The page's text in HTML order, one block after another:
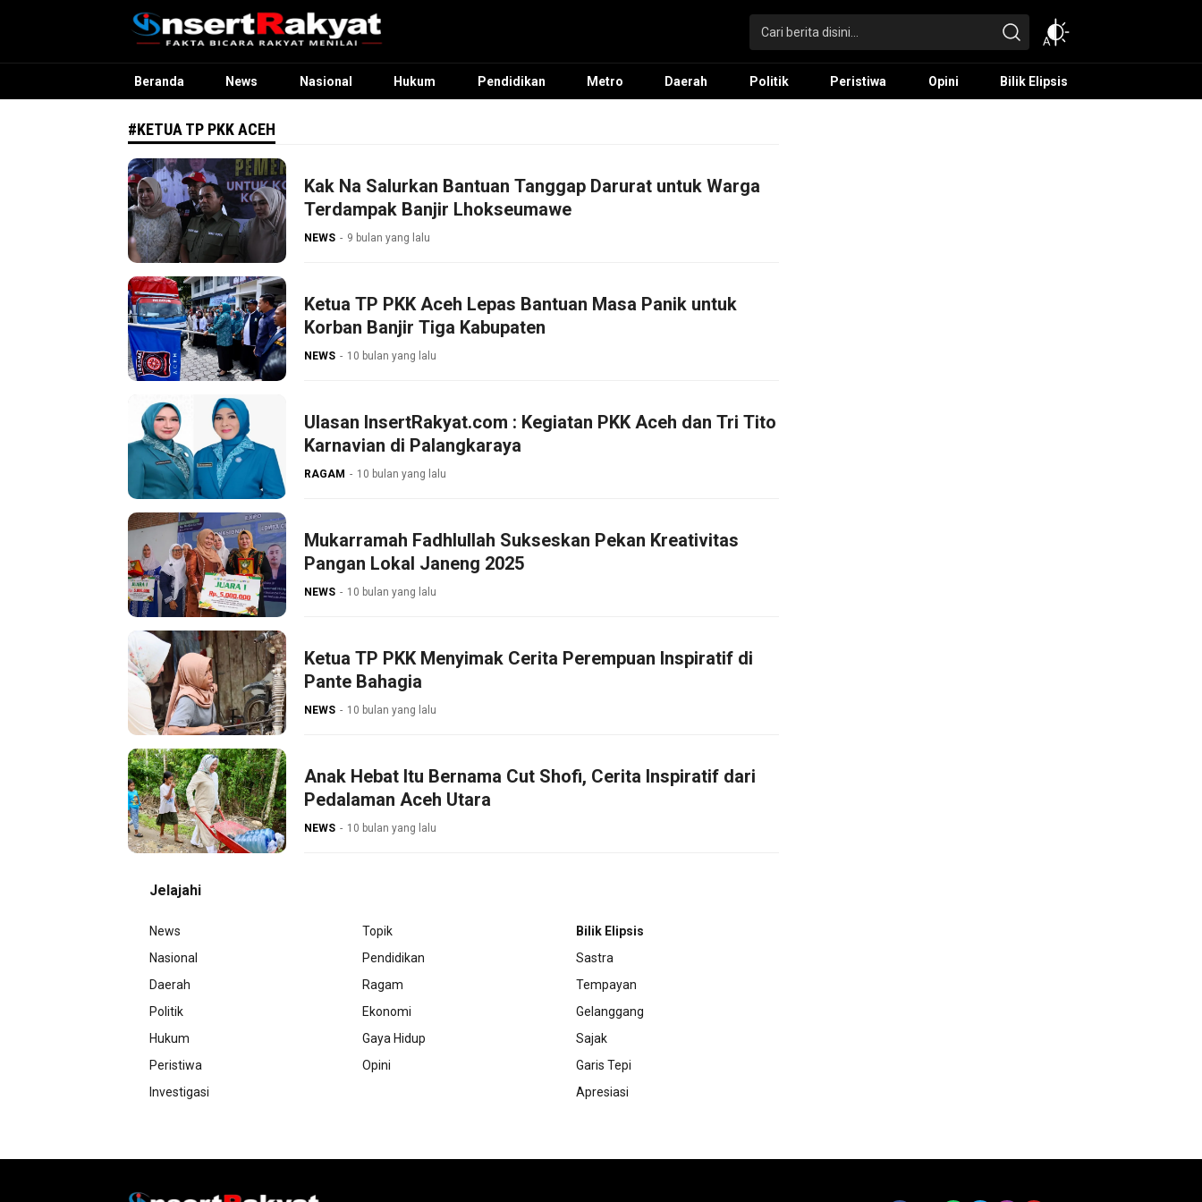
InsertRakyat.com
Fakta Bicara Rakyat Menilai
Beranda News Nasional Hukum Pendidikan Metro Daerah Politik Peristiwa Opini Bilik Elipsis
#KETUA TP PKK ACEH
Kak Na Salurkan Bantuan Tanggap Darurat untuk Warga
Terdampak Banjir Lhokseumawe
NEWS 9 bulan yang lalu
Ketua TP PKK Aceh Lepas Bantuan Masa Panik untuk
Korban Banjir Tiga Kabupaten
NEWS 10 bulan yang lalu
Ulasan InsertRakyat.com : Kegiatan PKK Aceh dan Tri Tito
Karnavian di Palangkaraya
RAGAM 10 bulan yang lalu
Mukarramah Fadhlullah Sukseskan Pekan Kreativitas
Pangan Lokal Janeng 2025
NEWS 10 bulan yang lalu
Ketua TP PKK Menyimak Cerita Perempuan Inspiratif di
Pante Bahagia
NEWS 10 bulan yang lalu
Anak Hebat Itu Bernama Cut Shofi, Cerita Inspiratif dari
Pedalaman Aceh Utara
NEWS 10 bulan yang lalu
Jelajahi
News
Nasional
Daerah
Politik
Hukum
Peristiwa
Investigasi
Topik
Pendidikan
Ragam
Ekonomi
Gaya Hidup
Opini
Bilik Elipsis
Sastra
Tempayan
Gelanggang
Sajak
Garis Tepi
Apresiasi